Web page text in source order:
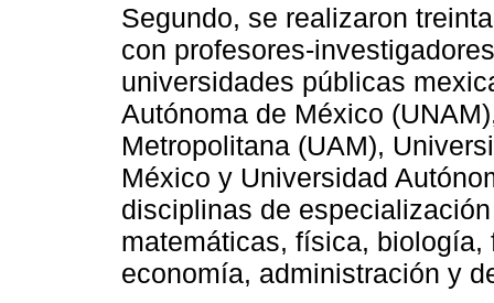
Segundo, se realizaron
con profesores-
universidades públicas
Autónoma de México
Metropolitana (UAM),
México y Universidad
disciplinas de
matemáticas, física,
economía, administración y